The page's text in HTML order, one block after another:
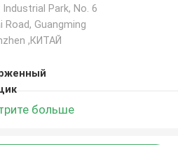
Industrial Park, No. 6
Road, Guangming
,КИТАЙ
больше